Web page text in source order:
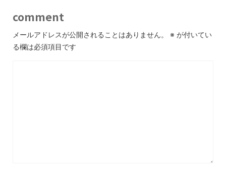
comment
メールアドレスが公開されることはありません。 ※ が付いてい
る欄は必須項目です